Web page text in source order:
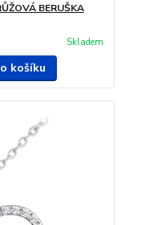
BERUŠKA
Skladem
košíku